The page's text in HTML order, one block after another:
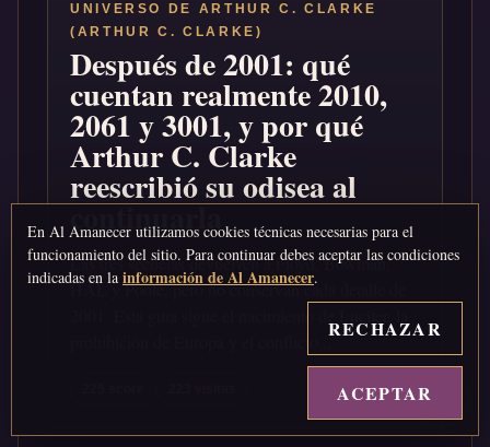
UNIVERSO DE ARTHUR C. CLARKE
(ARTHUR C. CLARKE)
Después de 2001: qué
cuentan realmente 2010,
2061 y 3001, y por qué
Arthur C. Clarke
reescribió su odisea al
continuarla
Las tres secuelas devuelven a Floyd, Bowman,
HAL y Poole, pero no conservan cada detalle de
prohibición de Europa y el conflicto...
En Al Amanecer utilizamos cookies técnicas necesarias para el
funcionamiento del sitio. Para continuar debes aceptar las condiciones
indicadas en la información de Al Amanecer.
RECHAZAR
ACEPTAR